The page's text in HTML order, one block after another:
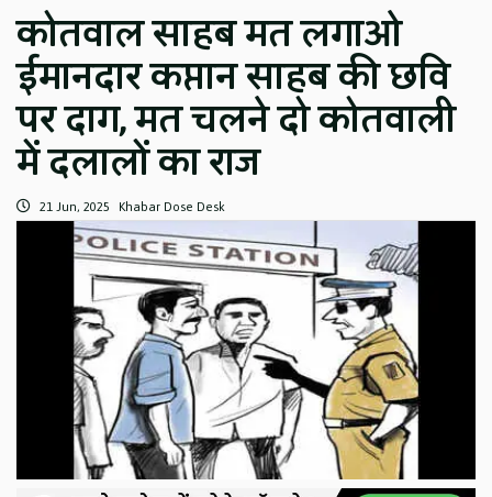
कोतवाल साहब मत लगाओ
ईमानदार कप्तान साहब की छवि
पर दाग, मत चलने दो कोतवाली
में दलालों का राज
21 Jun, 2025 Khabar Dose Desk